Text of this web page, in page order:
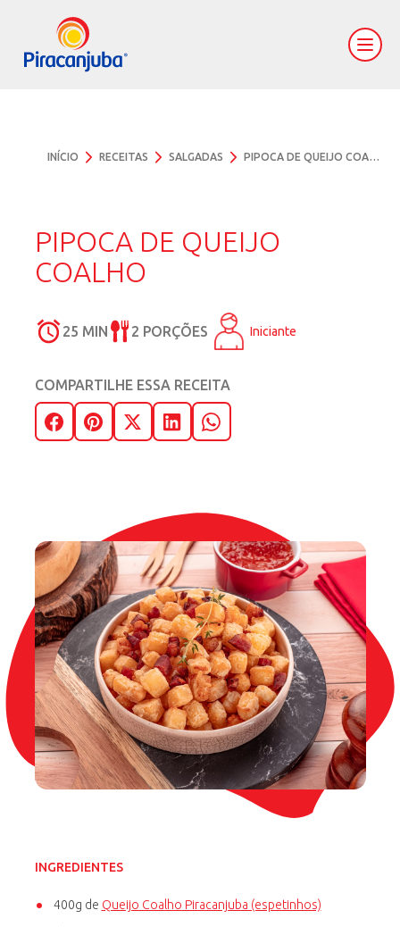
INÍCIO RECEITAS SALGADAS
PIPOCA DE QUEIJO
COALHO
25 MIN 2 PORÇÕES Iniciante
COMPARTILHE ESSA RECEITA
INGREDIENTES
400g de Queijo Coalho Piracanjuba (espetinhos)